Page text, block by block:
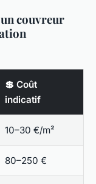
couvreur
💲 Coût
indicatif
10–30 €/m²
80–250 €